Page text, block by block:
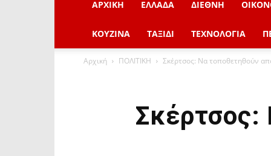
ΑΡΧΙΚΗ ΕΛΛΑΔΑ ΔΙΕΘΝΗ
ΚΟΥΖΙΝΑ ΤΑΞΙΔΙ ΤΕΧΝΟΛΟΓΙΑ
Αρχική ΠΟΛΙΤΙΚΗ Σκέρτσος: Να τοποθετηθούν
Σκέρτσος: